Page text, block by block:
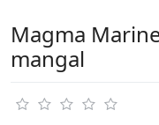
Magma
mangal